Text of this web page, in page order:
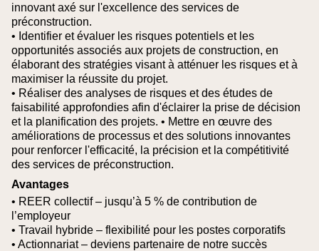
innovant axé sur l'excellence des services de
préconstruction.
• Identifier et évaluer les risques potentiels et les
opportunités associés aux projets de construction, en
élaborant des stratégies visant à atténuer les risques et à
maximiser la réussite du projet.
• Réaliser des analyses de risques et des études de
faisabilité approfondies afin d'éclairer la prise de décision
et la planification des projets. • Mettre en œuvre des
améliorations de processus et des solutions innovantes
pour renforcer l'efficacité, la précision et la compétitivité
des services de préconstruction.
Avantages
• REER collectif – jusqu’à 5 % de contribution de
l’employeur
• Travail hybride – flexibilité pour les postes corporatifs
• Actionnariat – deviens partenaire de notre succès